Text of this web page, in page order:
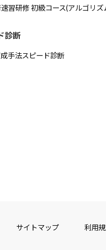
習研修 初級コース(アルゴリズ
診断
手法スピード診断
サイトマップ 利用